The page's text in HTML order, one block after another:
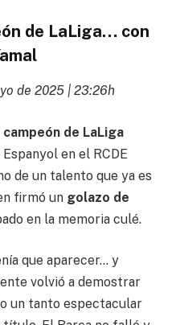
de LaLiga… con
de 2025 | 23:26h
de LaLiga
en el RCDE
de un talento que ya es
firmó un golazo de
en la memoria culé.
que aparecer… y
volvió a demostrar
un tanto espectacular